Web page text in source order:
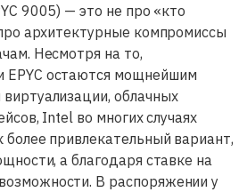
9005) — это не про «кто
архитектурные компромиссы
Несмотря на то,
EPYC остаются мощнейшим
облачных
Intel во многих случаях
более привлекательный вариант,
а благодаря ставке на
В распоряжении у